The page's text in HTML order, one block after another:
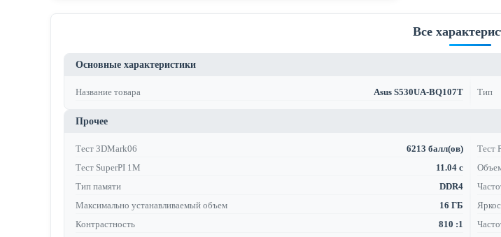
Все
Основные характеристики
Название товара Asus S530UA-BQ107T Тип
Прочее
Тест 3DMark06 6213 балл(ов) Тест
Тест SuperPI 1M
11.04 с
Тип памяти
DDR4
Максимально устанавливаемый объем
16 ГБ
Контрастность
810 :1